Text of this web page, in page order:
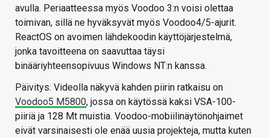
avulla. Periaatteessa myös Voodoo 3:n voisi olettaa
toimivan, sillä ne hyväksyvät myös Voodoo4/5-ajurit.
ReactOS on avoimen lähdekoodin käyttöjärjestelmä,
jonka tavoitteena on saavuttaa täysi
binääriyhteensopivuus Windows NT:n kanssa.
Päivitys: Videolla näkyvä kahden piirin ratkaisu on
Voodoo5 M5800, jossa on käytössä kaksi VSA-100-
piiriä ja 128 Mt muistia. Voodoo-mobiilinäytönohjaimet
eivät varsinaisesti ole enää uusia projekteja, mutta kuten